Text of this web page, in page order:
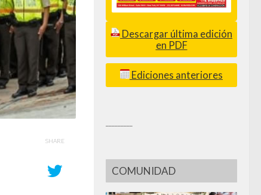
SHARE
Descargar última edición
en PDF
Ediciones anteriores
COMUNIDAD